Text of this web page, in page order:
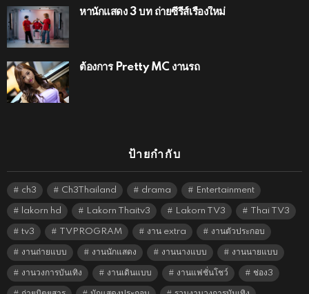
หานักแสดง 3 บท ถ่ายซีรีส์เรื่องใหม่
ต้องการ Pretty MC งานรถ
ป้ายกำกับ
ch3 Ch3Thailand drama Entertainment
lakorn hd Lakorn Thaitv3 Lakorn TV3 Thai TV3
tv3 TVPROGRAM งาน extra งานตัวประกอบ
งานถ่ายแบบ งานนักแสดง งานนางแบบ งานนายแบบ
งานวงการบันเทิง งานเดินแบบ งานแฟชั่นโชว์ ช่อง3